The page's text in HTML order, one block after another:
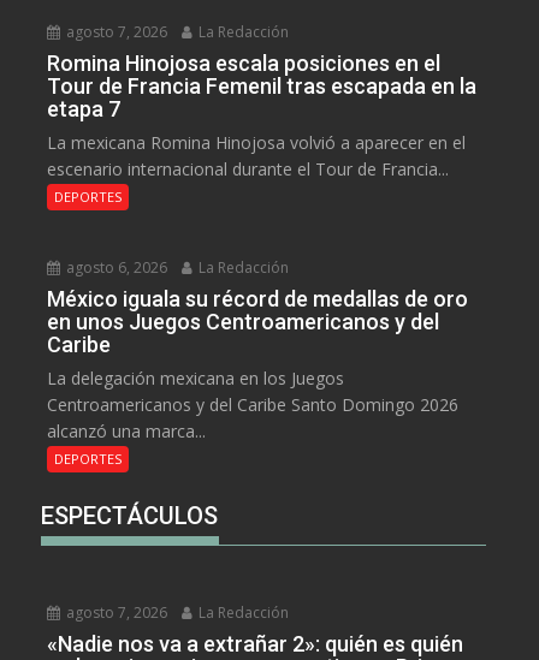
agosto 7, 2026 La Redacción
Romina Hinojosa escala posiciones en el
Tour de Francia Femenil tras escapada en la
etapa 7
La mexicana Romina Hinojosa volvió a aparecer en el
escenario internacional durante el Tour de Francia...
DEPORTES
agosto 6, 2026 La Redacción
México iguala su récord de medallas de oro
en unos Juegos Centroamericanos y del
Caribe
La delegación mexicana en los Juegos
Centroamericanos y del Caribe Santo Domingo 2026
alcanzó una marca...
DEPORTES
ESPECTÁCULOS
agosto 7, 2026 La Redacción
«Nadie nos va a extrañar 2»: quién es quién